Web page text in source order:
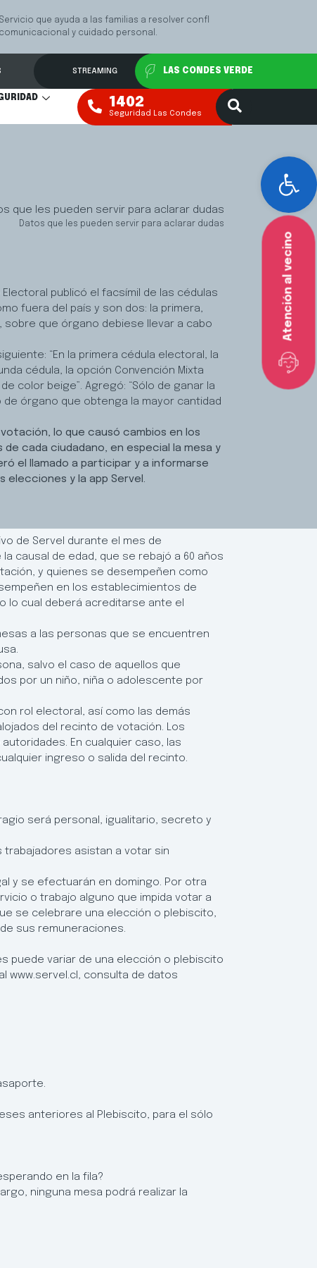
STREAMING LAS CONDES VERDE
1402
Seguridad Las Condes
Atención al vecino
Datos que les pueden servir para aclarar dudas
publicó el facsímil de las cédulas
fuera del país y son dos: la primera,
sobre que órgano debiese llevar a cabo
“En la primera cédula electoral, la
cédula, la opción Convención Mixta
color beige”. Agregó: “Sólo de ganar la
órgano que obtenga la mayor cantidad
lo que causó cambios en los
cada ciudadano, en especial la mesa y
el llamado a participar y a informarse
elecciones y la app Servel.
de Servel durante el mes de
causal de edad, que se rebajó a 60 años
y quienes se desempeñen como
en los establecimientos de
lo cual deberá acreditarse ante el
a las personas que se encuentren
salvo el caso de aquellos que
por un niño, niña o adolescente por
rol electoral, así como las demás
del recinto de votación. Los
En cualquier caso, las
ingreso o salida del recinto.
será personal, igualitario, secreto y
trabajadores asistan a votar sin
y se efectuarán en domingo. Por otra
o trabajo alguno que impida votar a
se celebrare una elección o plebiscito,
sus remuneraciones.
puede variar de una elección o plebiscito
www.servel.cl, consulta de datos
anteriores al Plebiscito, para el sólo
en la fila?
ninguna mesa podrá realizar la